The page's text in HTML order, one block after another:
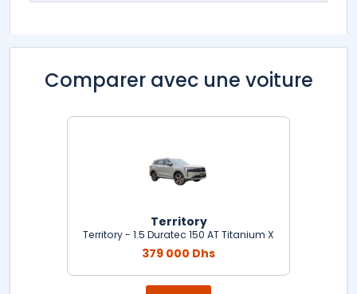
Comparer avec une voiture
Territory
Territory - 1.5 Duratec 150 AT Titanium X
379 000 Dhs